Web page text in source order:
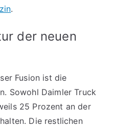
.
der neuen
Fusion ist die
Sowohl Daimler Truck
25 Prozent an der
Die restlichen